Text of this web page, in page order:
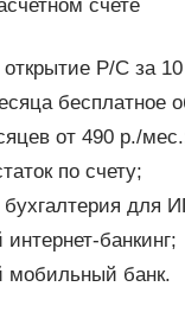
счете
открытие Р/С за
бесплатное
от 490 р./
по счету;
бухгалтерия для
банкинг;
мобильный банк.